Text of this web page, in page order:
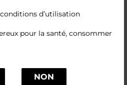
d’utilisation
pour la santé, consommer
NON